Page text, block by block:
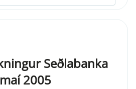
Seðlabanka
2005